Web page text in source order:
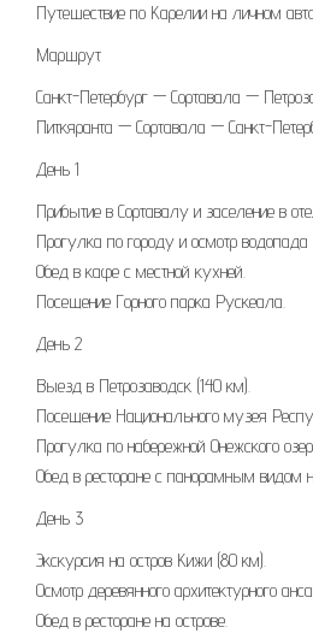
Путешествие по Карелии на личном
Маршрут
Санкт-Петербург — Сортавала —
Питкяранта — Сортавала — Санкт-
День 1
Прибытие в Сортавалу и заселение в
Прогулка по городу и осмотр водопада
Обед в кафе с местной кухней.
Посещение Горного парка Рускеала.
День 2
Выезд в Петрозаводск (140 км).
Посещение Национального музея
Прогулка по набережной Онежского
Обед в ресторане с панорамным видом
День 3
Экскурсия на остров Кижи (80 км).
Осмотр деревянного архитектурного
Обед в ресторане на острове.